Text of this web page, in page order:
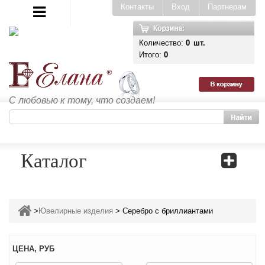
С любовью к тому, что создаем!
Партнерам
Вход
Контакты
Количество: 0 шт.
Итого: 0
Каталог
> Ювелирные изделия > Серебро с бриллиантами
ЦЕНА, РУБ